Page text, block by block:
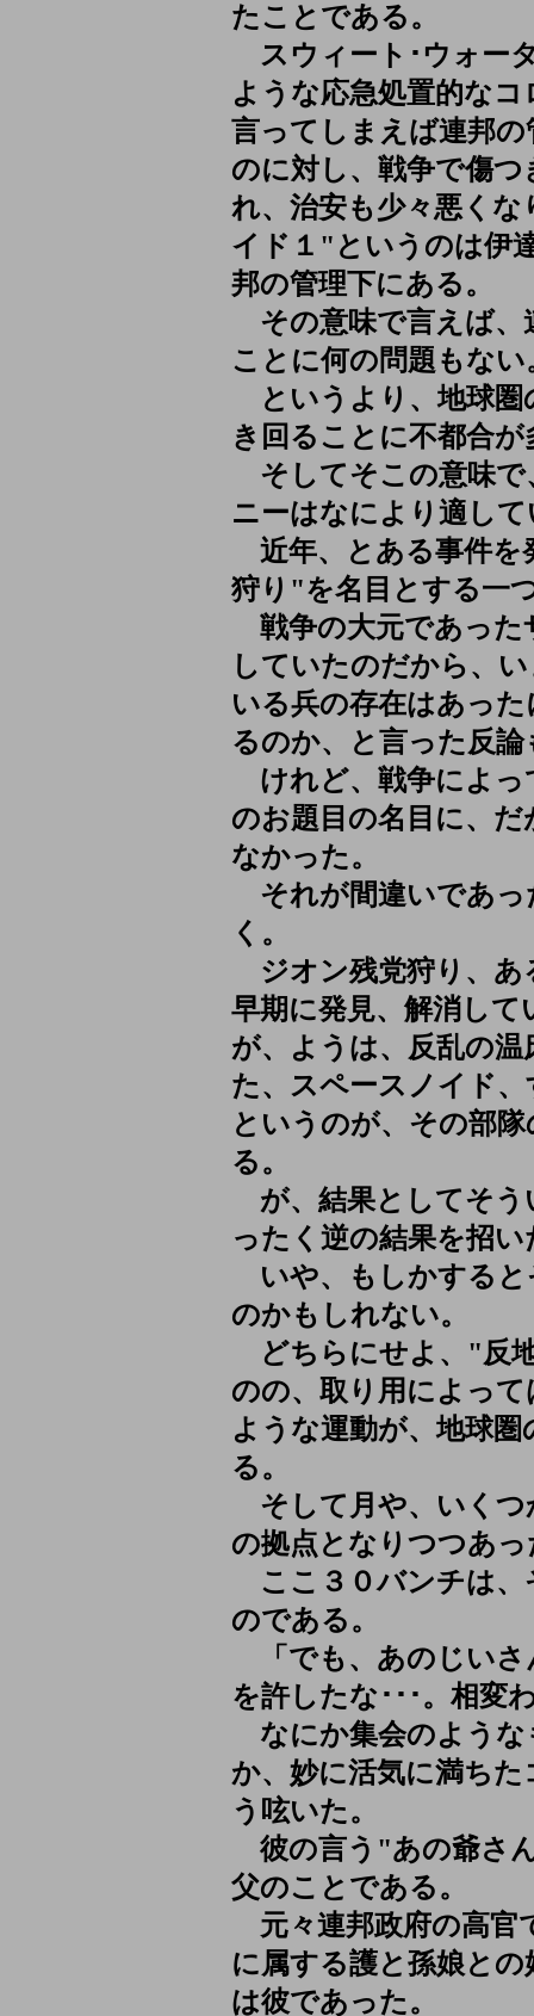
たことである。
スウィート･ウォー
ような応急処置的な
言ってしまえば連邦
のに対し、戦争で傷
れ、治安も少々悪く
イド１"というのは伊
邦の管理下にある。
その意味で言えば、
ことに何の問題もない
というより、地球圏
き回ることに不都合
そしてそこの意味で
ニーはなにより適し
近年、とある事件を
狩り"を名目とする一
戦争の大元であった
していたのだから、
いる兵の存在はあっ
るのか、と言った反
けれど、戦争によっ
のお題目の名目に、
なかった。
それが間違いであっ
く。
ジオン残党狩り、あ
早期に発見、解消し
が、ようは、反乱の
た、スペースノイド
というのが、その部
る。
が、結果としてそう
ったく逆の結果を招い
いや、もしかすると
のかもしれない。
どちらにせよ、"反
のの、取り用によっ
ような運動が、地球
る。
そして月や、いくつ
の拠点となりつつあっ
ここ３０バンチは、
のである。
「でも、あのじいさ
を許したな･･･。相変
なにか集会のような
か、妙に活気に満ち
う呟いた。
彼の言う"あの爺さ
父のことである。
元々連邦政府の高官
に属する護と孫娘と
は彼であった。